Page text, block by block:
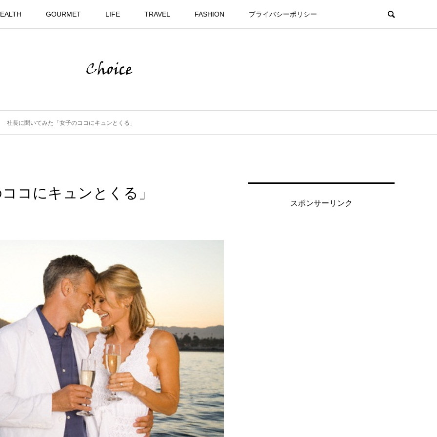
GOURMET LIFE TRAVEL FASHION プライバシーポリシー
社長に聞いてみた「女子のココにキュンとくる」
コにキュンとくる」
スポンサーリンク